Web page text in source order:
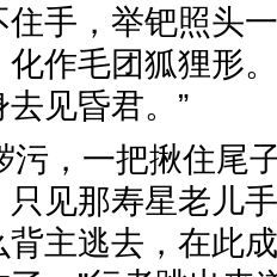
手，举钯照头
作毛团狐狸形
去见昏君。”
污，一把揪住尾
见那寿星老儿
主逃去，在此